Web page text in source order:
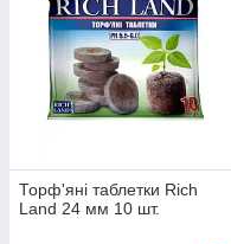
Торф'яні таблетки Rich
Land 24 мм 10 шт.